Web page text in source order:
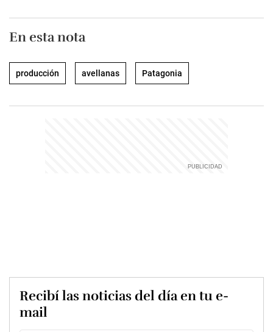
En esta nota
producción avellanas Patagonia
Recibí las noticias del día en tu e-
mail